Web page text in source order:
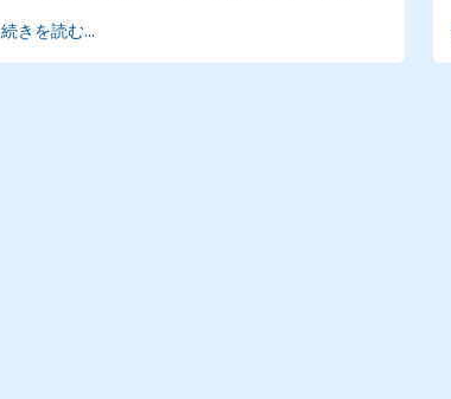
サイバーインシデントに対して連携した対応
を行うため、Fortinetソリューション間の統
続きを読む...